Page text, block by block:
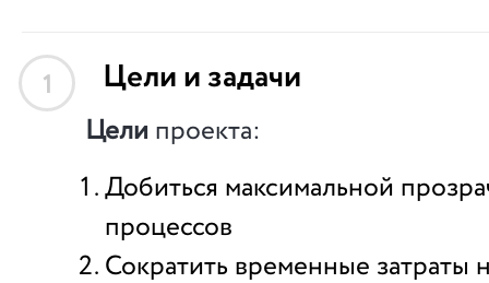
1 Цели и задачи
Цели проекта:
Добиться максимальной
процессов
Сократить временные